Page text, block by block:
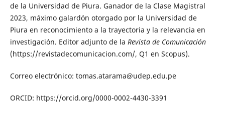
de la Universidad de Piura. Ganador de la Clase Magistral
2023, máximo galardón otorgado por la Universidad de
Piura en reconocimiento a la trayectoria y la relevancia en
investigación. Editor adjunto de la Revista de Comunicación
(https://revistadecomunicacion.com/, Q1 en Scopus).
Correo electrónico: tomas.atarama@udep.edu.pe
ORCID: https://orcid.org/0000-0002-4430-3391